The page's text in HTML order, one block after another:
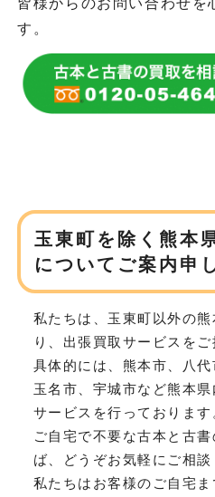
す。
玉東町を除く熊本
についてご案内申
私たちは、玉東町以外の
り、 出張買取サービスをご
具体的には、熊本市、八代
玉名市、宇城市など熊本県
サービスを行っております
ご自宅で不要な古本と古
ば、どうぞお気軽にご相談
私たちはお客様のご自宅